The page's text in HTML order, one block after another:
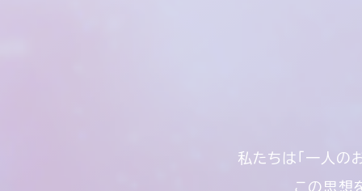
私たちは「一人の
この思想